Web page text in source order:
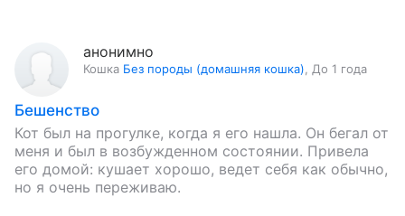
анонимно
Кошка Без породы (домашняя кошка) До 1 года
Бешенство
Кот был на прогулке, когда я его нашла. Он бегал от
меня и был в возбужденном состоянии. Привела
его домой: кушает хорошо, ведет себя как обычно,
но я очень переживаю.